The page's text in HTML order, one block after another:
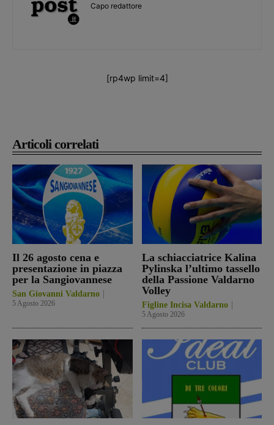
Articoli correlati
Il 26 agosto cena e
presentazione in piazza
per la Sangiovannese
San Giovanni Valdarno
5 Agosto 2026
La schiacciatrice Kalina
Pylinska l’ultimo tassello
della Passione Valdarno
Volley
Figline Incisa Valdarno
5 Agosto 2026
Capo redattore
[rp4wp limit=4]